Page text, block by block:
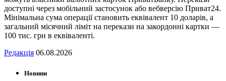
доступні через мобільний застосунок або вебверсію Приват24.
Мінімальна сума операції становить еквівалент 10 доларів, а
загальний місячний ліміт на перекази на закордонні картки —
100 тис. грн в еквіваленті.
Редакція 06.08.2026
Новини